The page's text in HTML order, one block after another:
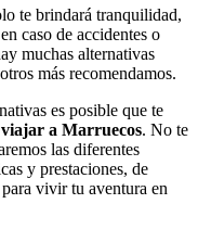
te brindará tranquilidad,
caso de accidentes o
muchas alternativas
más recomendamos.
es posible que te
a Marruecos. No te
las diferentes
y prestaciones, de
vivir tu aventura en